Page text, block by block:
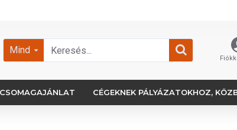
Mind
CSOMAGAJÁNLAT CÉGEKNEK PÁLYÁZATOKHOZ,